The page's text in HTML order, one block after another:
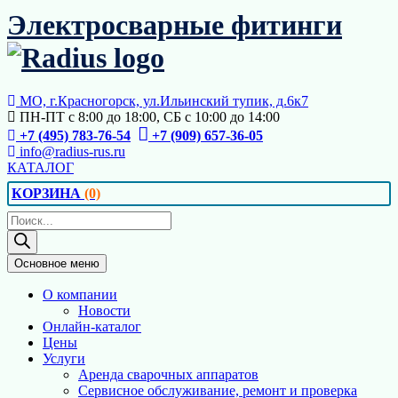
Перейти
к
содержимому
Электросварные фитинги
МО, г.Красногорск, ул.Ильинский тупик, д.6к7
ПН-ПТ с 8:00 до 18:00, СБ с 10:00 до 14:00
+7 (495) 783-76-54
+7 (909) 657-36-05
info@radius-rus.ru
КАТАЛОГ
КОРЗИНА (0)
Поиск
товаров
Основное меню
О компании
Новости
Онлайн-каталог
Цены
Услуги
Аренда сварочных аппаратов
Сервисное обслуживание, ремонт и проверка